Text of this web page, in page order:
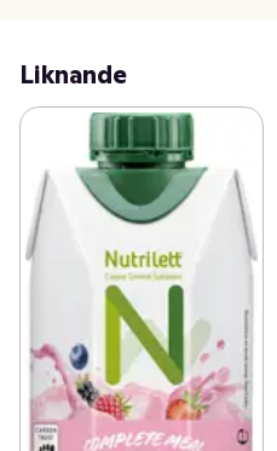
Liknande